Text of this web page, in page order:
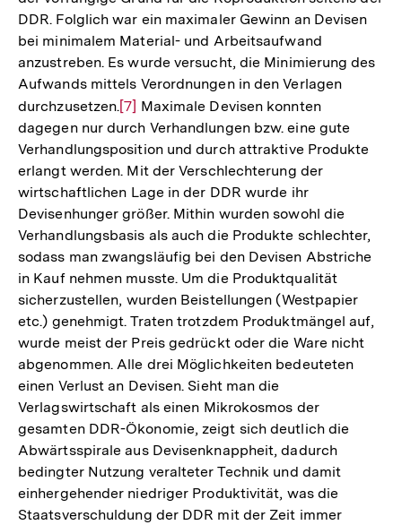
DDR. Folglich war ein maximaler Gewinn an Devisen
bei minimalem Material- und Arbeitsaufwand
anzustreben. Es wurde versucht, die Minimierung des
Aufwands mittels Verordnungen in den Verlagen
durchzusetzen.Zur
Auflösung
der
Fußnote
[7] Maximale Devisen konnten
dagegen nur durch Verhandlungen bzw. eine gute
Verhandlungsposition und durch attraktive Produkte
erlangt werden. Mit der Verschlechterung der
wirtschaftlichen Lage in der DDR wurde ihr
Devisenhunger größer. Mithin wurden sowohl die
Verhandlungsbasis als auch die Produkte schlechter,
sodass man zwangsläufig bei den Devisen Abstriche
in Kauf nehmen musste. Um die Produktqualität
sicherzustellen, wurden Beistellungen (Westpapier
etc.) genehmigt. Traten trotzdem Produktmängel auf,
wurde meist der Preis gedrückt oder die Ware nicht
abgenommen. Alle drei Möglichkeiten bedeuteten
einen Verlust an Devisen. Sieht man die
Verlagswirtschaft als einen Mikrokosmos der
gesamten DDR-Ökonomie, zeigt sich deutlich die
Abwärtsspirale aus Devisenknappheit, dadurch
bedingter Nutzung veralteter Technik und damit
einhergehender niedriger Produktivität, was die
Staatsverschuldung der DDR mit der Zeit immer